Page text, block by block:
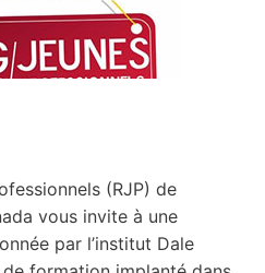
(RJP) de
vous invite à une
par l’institut Dale